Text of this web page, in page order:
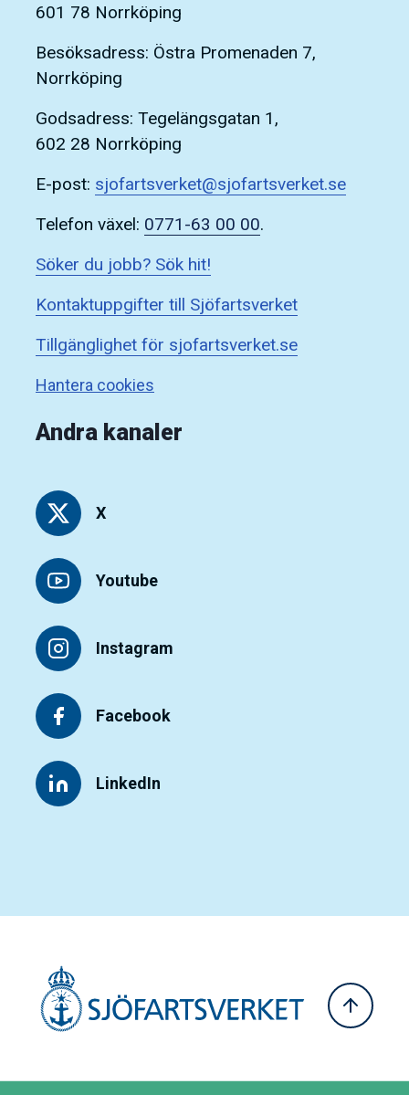
601 78 Norrköping
Besöksadress: Östra Promenaden 7,
Norrköping
Godsadress: Tegelängsgatan 1,
602 28 Norrköping
E-post: sjofartsverket@sjofartsverket.se
Telefon växel: 0771-63 00 00.
Söker du jobb? Sök hit!
Kontaktuppgifter till Sjöfartsverket
Tillgänglighet för sjofartsverket.se
Hantera cookies
Andra kanaler
X
Youtube
Instagram
Facebook
LinkedIn